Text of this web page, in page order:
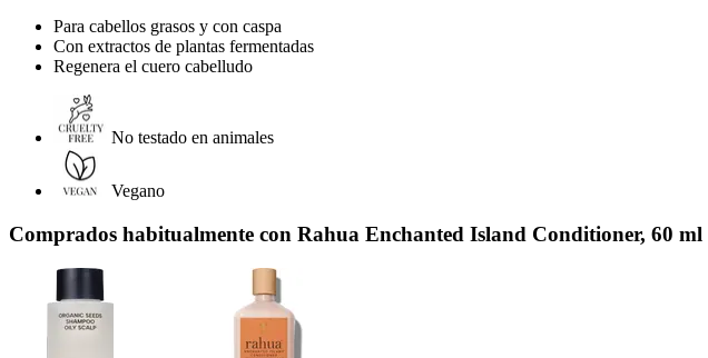
Para cabellos grasos y con caspa
Con extractos de plantas fermentadas
Regenera el cuero cabelludo
No testado en animales
Vegano
Comprados habitualmente con Rahua Enchanted Island Conditioner, 60 ml